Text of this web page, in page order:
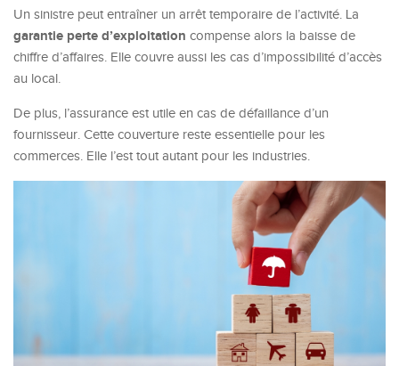
Un sinistre peut entraîner un arrêt temporaire de l’activité. La
garantie perte d’exploitation compense alors la baisse de
chiffre d’affaires. Elle couvre aussi les cas d’impossibilité d’accès
au local.
De plus, l’assurance est utile en cas de défaillance d’un
fournisseur. Cette couverture reste essentielle pour les
commerces. Elle l’est tout autant pour les industries.